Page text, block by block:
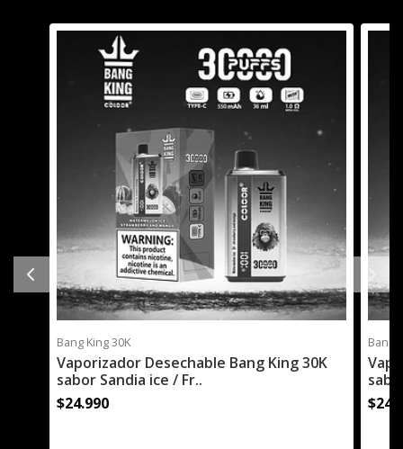
Bang King 30K
Vaporizador Desechable Bang King 30K
sabor Sandia ice / Fr..
$24.990
Bang